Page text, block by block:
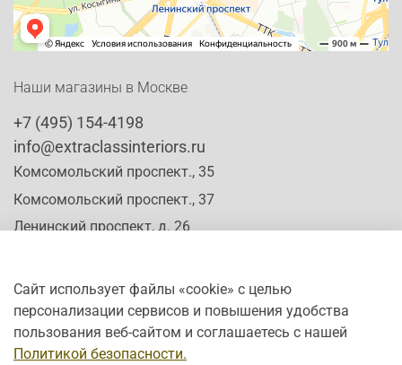
Наши магазины в Москве
+7 (495) 154-4198
info@extraclassinteriors.ru
Комсомольский проспект., 35
Комсомольский проспект., 37
Ленинский проспект, д. 26
Время работы:
Пн-Сб: c 10:00 - 20:00
Вс: с 12:00 - 19:00
Сайт использует файлы «cookie» с целью
персонализации сервисов и повышения удобства
пользования веб-сайтом и соглашаетесь с нашей
Политикой безопасности.